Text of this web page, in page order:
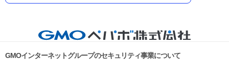
GMOインターネットグループのセキュリティ事業について